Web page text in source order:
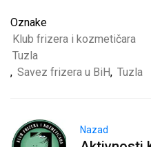
Oznake
Klub frizera i kozmetičara
Tuzla
, Savez frizera u BiH, Tuzla
Nazad